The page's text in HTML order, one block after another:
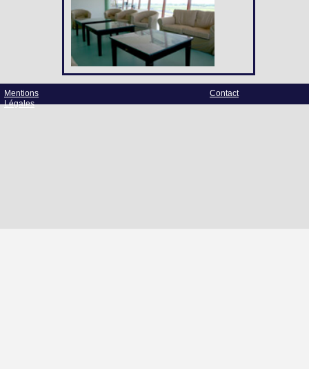
Mentions
Légales
Contact